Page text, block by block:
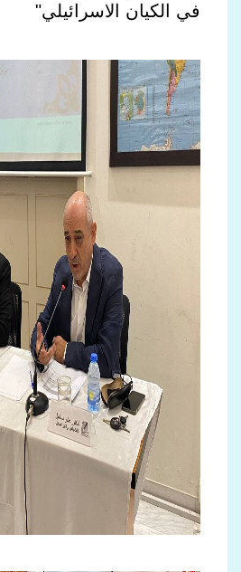
في الكيان الاسرائيلي"​